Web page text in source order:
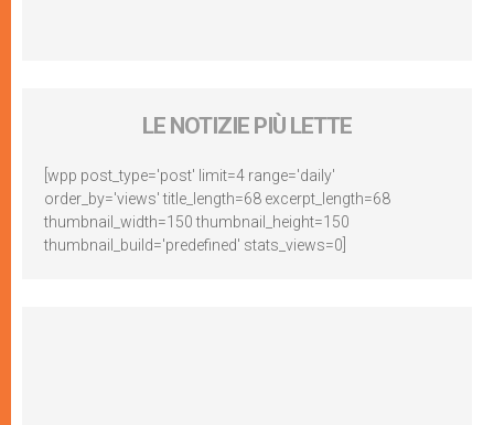
LE NOTIZIE PIÙ LETTE
[wpp post_type='post' limit=4 range='daily'
order_by='views' title_length=68 excerpt_length=68
thumbnail_width=150 thumbnail_height=150
thumbnail_build='predefined' stats_views=0]